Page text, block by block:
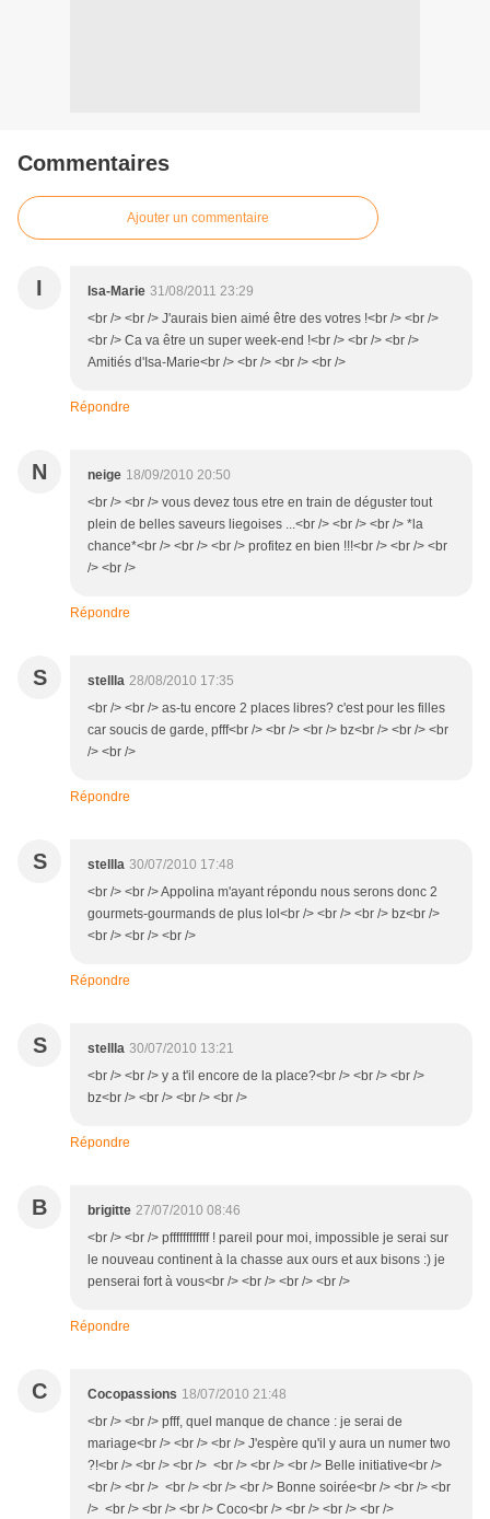
Commentaires
Ajouter un commentaire
I Isa-Marie 31/08/2011 23:29
<br /> <br /> J'aurais bien aimé être des votres !<br /> <br />
<br /> Ca va être un super week-end !<br /> <br /> <br />
Amitiés d'Isa-Marie<br /> <br /> <br /> <br />
Répondre
N neige 18/09/2010 20:50
<br /> <br /> vous devez tous etre en train de déguster tout
plein de belles saveurs liegoises ...<br /> <br /> <br /> *la
chance*<br /> <br /> <br /> profitez en bien !!!<br /> <br /> <br
/> <br />
Répondre
S stellla 28/08/2010 17:35
<br /> <br /> as-tu encore 2 places libres? c'est pour les filles
car soucis de garde, pfff<br /> <br /> <br /> bz<br /> <br /> <br
/> <br />
Répondre
S stellla 30/07/2010 17:48
<br /> <br /> Appolina m'ayant répondu nous serons donc 2
gourmets-gourmands de plus lol<br /> <br /> <br /> bz<br />
<br /> <br /> <br />
Répondre
S stellla 30/07/2010 13:21
<br /> <br /> y a t'il encore de la place?<br /> <br /> <br />
bz<br /> <br /> <br /> <br />
Répondre
B brigitte 27/07/2010 08:46
<br /> <br /> pffffffffffff ! pareil pour moi, impossible je serai sur
le nouveau continent à la chasse aux ours et aux bisons :) je
penserai fort à vous<br /> <br /> <br /> <br />
Répondre
C Cocopassions 18/07/2010 21:48
<br /> <br /> pfff, quel manque de chance : je serai de
mariage<br /> <br /> <br /> J'espère qu'il y aura un numer two
?!<br /> <br /> <br /> <br /> <br /> <br /> Belle initiative<br />
<br /> <br /> <br /> <br /> <br /> Bonne soirée<br /> <br /> <br
/> <br /> <br /> <br /> Coco<br /> <br /> <br /> <br />